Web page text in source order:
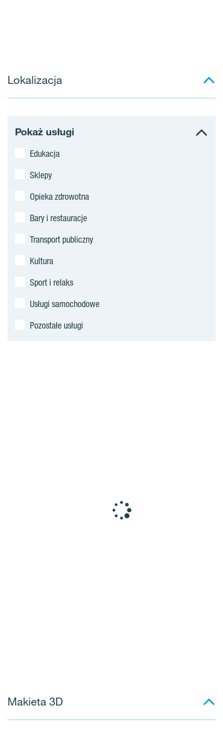
Lokalizacja
Pokaż usługi
Edukacja
Sklepy
Opieka zdrowotna
Bary i restauracje
Transport publiczny
Kultura
Sport i relaks
Usługi samochodowe
Pozostałe usługi
Makieta 3D